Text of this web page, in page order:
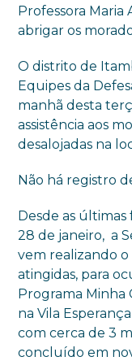
Professora Maria
abrigar os
O distrito de
Equipes da
manhã desta
assistência aos
desalojadas na
Não há registro
Desde as
28 de janeiro, a
vem realizando
atingidas, para
Programa Minha
na Vila
com cerca de 3
concluído em